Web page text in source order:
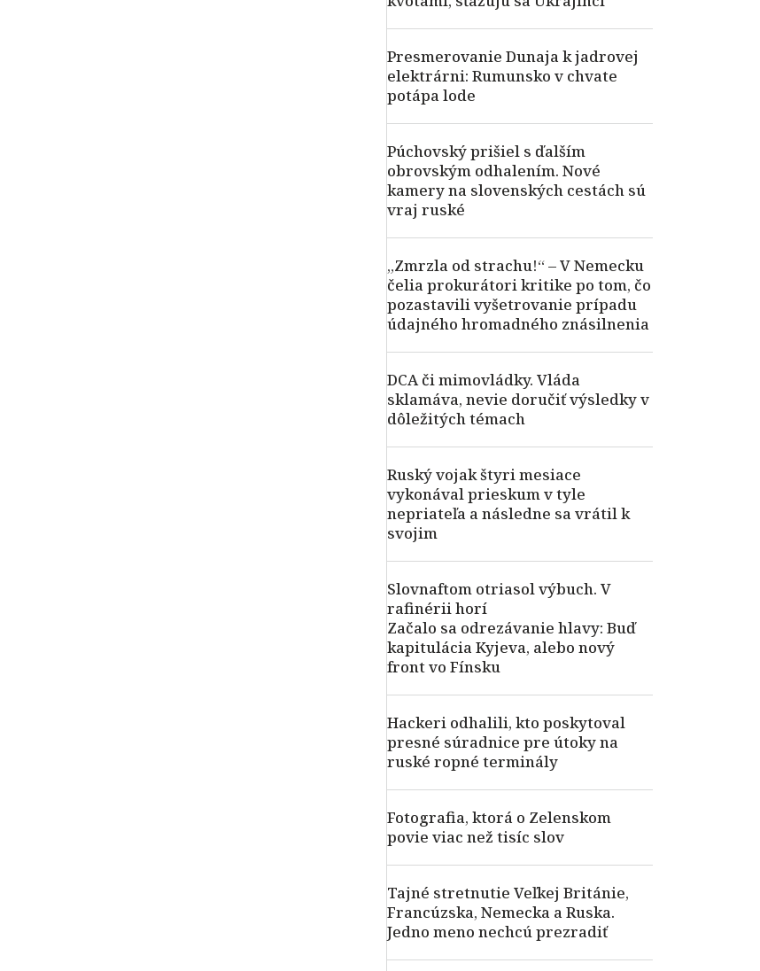
Presmerovanie Dunaja k jadrovej
elektrárni: Rumunsko v chvate
potápa lode
Púchovský prišiel s ďalším
obrovským odhalením. Nové
kamery na slovenských cestách sú
vraj ruské
„Zmrzla od strachu!“ – V Nemecku
čelia prokurátori kritike po tom, čo
pozastavili vyšetrovanie prípadu
údajného hromadného znásilnenia
DCA či mimovládky. Vláda
sklamáva, nevie doručiť výsledky v
dôležitých témach
Ruský vojak štyri mesiace
vykonával prieskum v tyle
nepriateľa a následne sa vrátil k
svojim
Slovnaftom otriasol výbuch. V
rafinérii horí
Začalo sa odrezávanie hlavy: Buď
kapitulácia Kyjeva, alebo nový
front vo Fínsku
Hackeri odhalili, kto poskytoval
presné súradnice pre útoky na
ruské ropné terminály
Fotografia, ktorá o Zelenskom
povie viac než tisíc slov
Tajné stretnutie Veľkej Británie,
Francúzska, Nemecka a Ruska.
Jedno meno nechcú prezradiť